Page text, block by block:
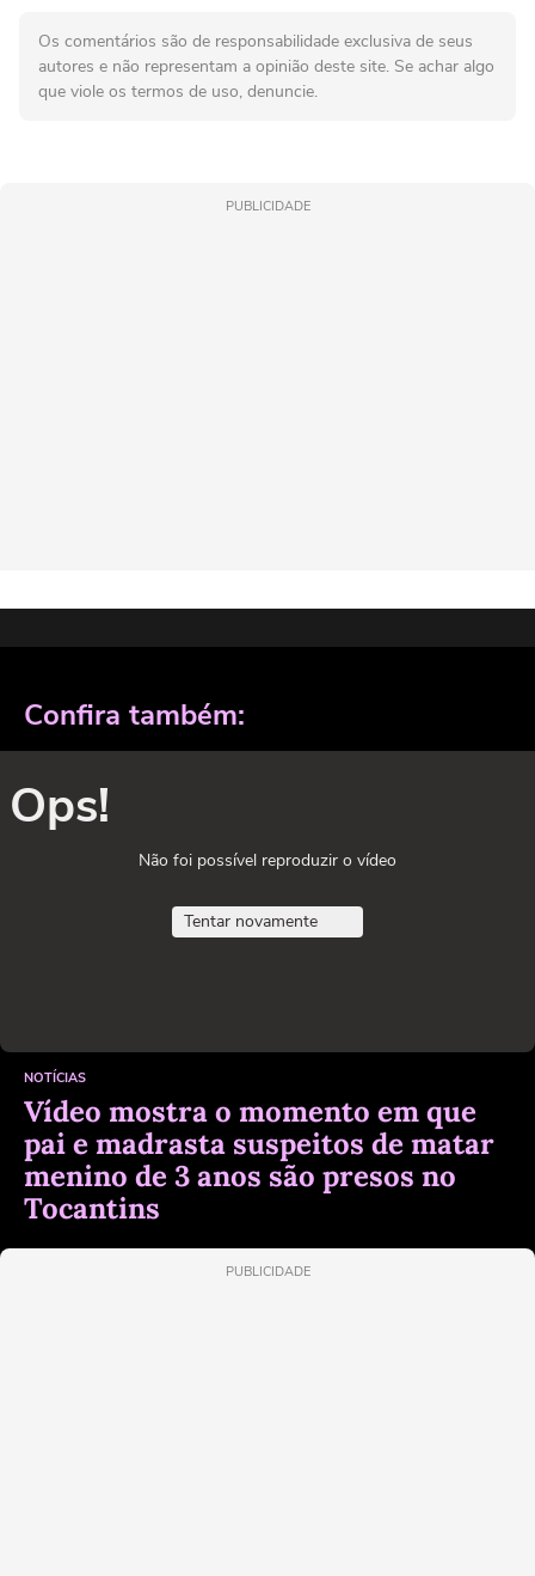
Os comentários são de responsabilidade exclusiva de seus
autores e não representam a opinião deste site. Se achar algo
que viole os termos de uso, denuncie.
PUBLICIDADE
Confira também:
Ops!
Não foi possível reproduzir o vídeo
Tentar novamente
NOTÍCIAS
Vídeo mostra o momento em que
pai e madrasta suspeitos de matar
menino de 3 anos são presos no
Tocantins
PUBLICIDADE